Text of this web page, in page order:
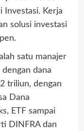
Investasi. Kerja
solusi investasi
satu manajer
dana
triliun, dengan
Dana
ETF sampai
DINFRA dan